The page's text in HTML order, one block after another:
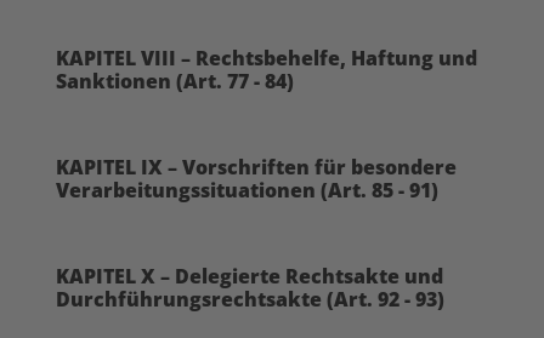
KAPITEL VIII – Rechtsbehelfe, Haftung und
Sanktionen (Art. 77 - 84)
KAPITEL IX – Vorschriften für besondere
Verarbeitungssituationen (Art. 85 - 91)
KAPITEL X – Delegierte Rechtsakte und
Durchführungsrechtsakte (Art. 92 - 93)